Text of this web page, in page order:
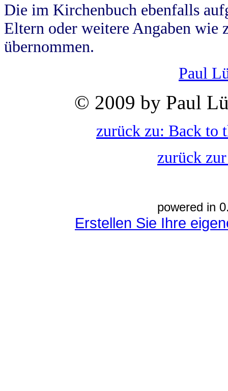
Die im Kirchenbuch ebenfalls
Eltern oder weitere Angaben wie
übernommen.
Paul
© 2009 by Paul
zurück zu: Back to
zurück
powered in
Erstellen Sie Ihre